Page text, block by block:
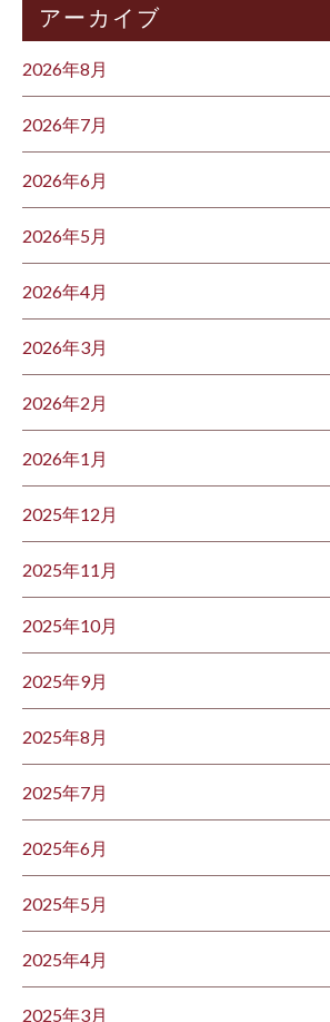
アーカイブ
2026年8月
2026年7月
2026年6月
2026年5月
2026年4月
2026年3月
2026年2月
2026年1月
2025年12月
2025年11月
2025年10月
2025年9月
2025年8月
2025年7月
2025年6月
2025年5月
2025年4月
2025年3月